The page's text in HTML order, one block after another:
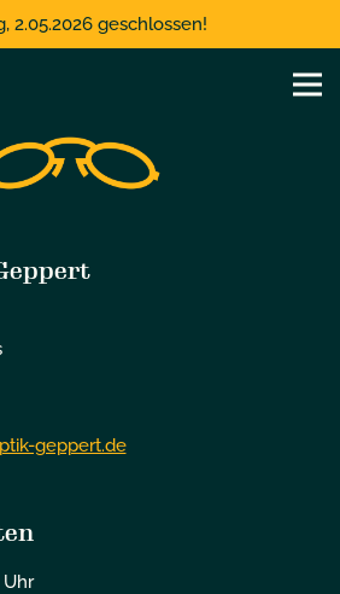
2.05.2026 geschlossen!
geppert.de
Uhr